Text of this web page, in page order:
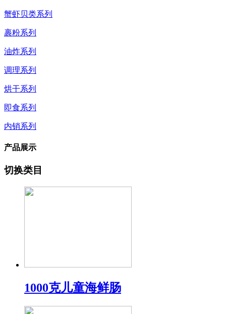
蟹虾贝类系列
裹粉系列
油炸系列
调理系列
烘干系列
即食系列
内销系列
产品展示
切换类目
1000克儿童海鲜肠